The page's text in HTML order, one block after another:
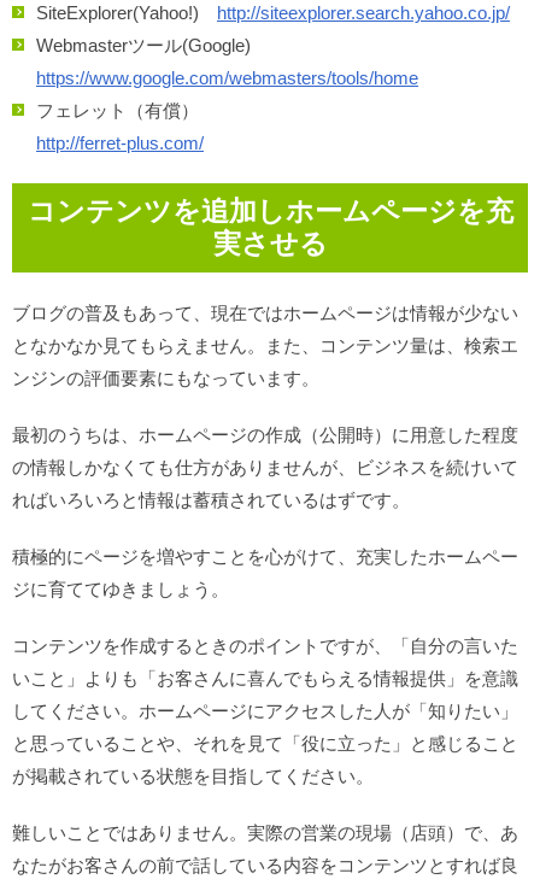
SiteExplorer(Yahoo!) http://siteexplorer.search.yahoo.co.jp/
Webmasterツール(Google)
https://www.google.com/webmasters/tools/home
フェレット（有償）
http://ferret-plus.com/
コンテンツを追加しホームページを充
実させる
ブログの普及もあって、現在ではホームページは情報が少ない
となかなか見てもらえません。また、コンテンツ量は、検索エ
ンジンの評価要素にもなっています。
最初のうちは、ホームページの作成（公開時）に用意した程度
の情報しかなくても仕方がありませんが、ビジネスを続けいて
ればいろいろと情報は蓄積されているはずです。
積極的にページを増やすことを心がけて、充実したホームペー
ジに育ててゆきましょう。
コンテンツを作成するときのポイントですが、「自分の言いた
いこと」よりも「お客さんに喜んでもらえる情報提供」を意識
してください。ホームページにアクセスした人が「知りたい」
と思っていることや、それを見て「役に立った」と感じること
が掲載されている状態を目指してください。
難しいことではありません。実際の営業の現場（店頭）で、あ
なたがお客さんの前で話している内容をコンテンツとすれば良